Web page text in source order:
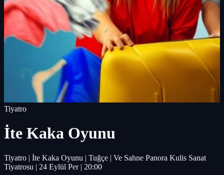
Tiyatro
İte Kaka Oyunu
Tiyatro | İte Kaka Oyunu | Tuğçe | Ve Sahne Panora Kulis Sanat
Tiyatrosu | 24 Eylül Per | 20:00